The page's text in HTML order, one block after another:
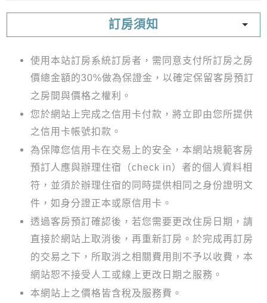
訂房須知
使用本站訂房系統訂房者，需同意支付所訂房之房
價總金額的30%做為保證金，以確定保留客房預訂
之房間與價格之權利。
您於網站上完成之信用卡付款，將立即由您所提供
之信用卡帳號扣款。
為保障您信用卡在交易上的安全，本網站規範客房
預訂人應與辦理住宿（check in）者的個人資料相
符，並須於辦理住宿的同時提供相同之身份證明文
件，如身分證正本或原信用卡。
透過客房預訂確認後，若您需要更改住房日期，請
直接於網站上取消後，再重新訂房。於完成再訂房
的交易之下，所取消之相關費用則不予以收費，本
網站恕不接受人工或線上更改日期之服務。
本網站上之價格皆含稅及服務費。